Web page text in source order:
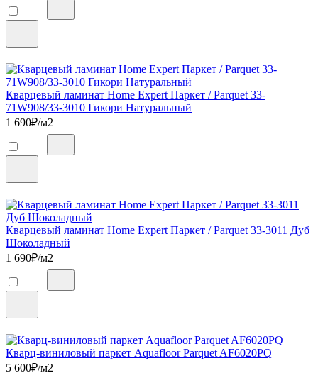
Кварцевый ламинат Home Expert Паркет / Parquet 33-
71W908/33-3010 Гикори Натуральный
1 690₽/м2
Кварцевый ламинат Home Expert Паркет / Parquet 33-3011 Дуб
Шоколадный
1 690₽/м2
Кварц-виниловый паркет Aquafloor Parquet AF6020PQ
5 600₽/м2